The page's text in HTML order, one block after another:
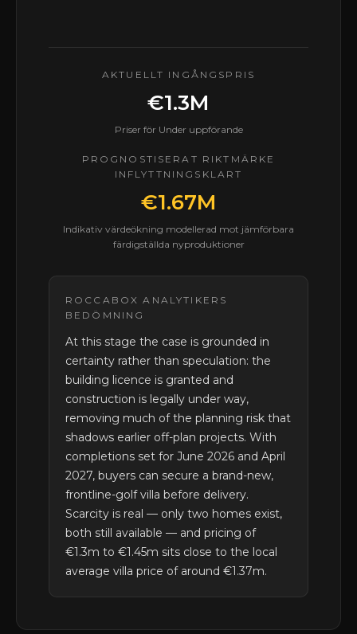
AKTUELLT INGÅNGSPRIS
€1.3M
Priser för Under uppförande
PROGNOSTISERAT RIKTMÄRKE
INFLYTTNINGSKLART
€1.67M
Indikativ värdeökning modellerad mot jämförbara
färdigställda nyproduktioner
ROCCABOX ANALYTIKERS
BEDÖMNING
At this stage the case is grounded in
certainty rather than speculation: the
building licence is granted and
construction is legally under way,
removing much of the planning risk that
shadows earlier off-plan projects. With
completions set for June 2026 and April
2027, buyers can secure a brand-new,
frontline-golf villa before delivery.
Scarcity is real — only two homes exist,
both still available — and pricing of
€1.3m to €1.45m sits close to the local
average villa price of around €1.37m.